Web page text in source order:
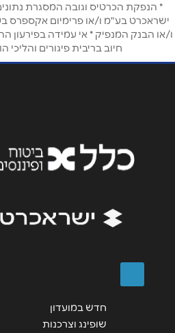
* הנפקת הכרטיס וגובה המסגרת
ישראכרט בע"מ ו/או פרימיום אקספרס
ו/או הבנק המנפיק * אי עמידה בפירעון
חיוב בריבית פיגורים
חדש במועדון
שופינג וצרכנות